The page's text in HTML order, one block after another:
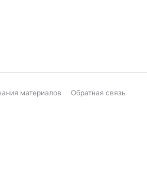
материалов Обратная связь